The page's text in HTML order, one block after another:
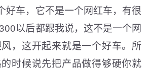
好车，它不是一个网红车，有很
以后都跟我说，这不是一个网
，这开起来就是一个好车。所
时候说先把产品做得够硬你就